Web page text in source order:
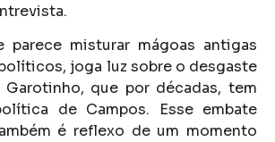
parece misturar mágoas antigas
joga luz sobre o desgaste
que por décadas, tem
de Campos. Esse embate
é reflexo de um momento